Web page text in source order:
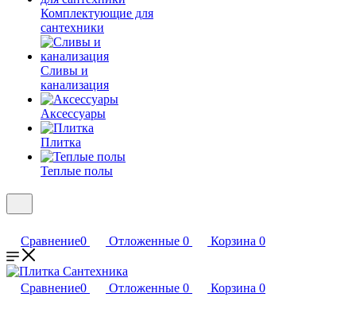
Комплектующие для
сантехники
Сливы и
канализация
Аксессуары
Плитка
Теплые полы
Сравнение0 Отложенные 0 Корзина 0
Сравнение0 Отложенные 0 Корзина 0